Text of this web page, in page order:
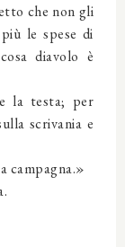
che non gli
le spese di
diavolo è
la testa; per
scrivania e
campagna.»